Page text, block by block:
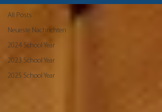
All Posts
Neueste Nachrichten
2024 School Year
2023 School Year
2025 School Year